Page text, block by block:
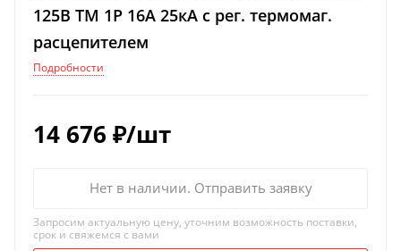
125B TM 1P 16А 25кА с рег. термомаг.
расцепителем
Подробности
14 676 ₽/шт
Нет в наличии. Отправить заявку
Запросим актуальную цену, уточним возможность поставки,
срок и свяжемся с вами